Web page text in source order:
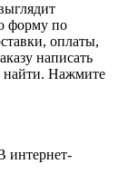
форму по
оплаты,
написать
найти. Нажмите
интернет-